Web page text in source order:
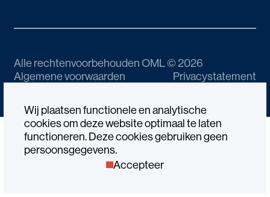
Wij plaatsen functionele en analytische
cookies om deze website optimaal te laten
functioneren. Deze cookies gebruiken geen
persoonsgegevens.
Accepteer
Alle rechtenvoorbehouden OML © 2026
Algemene voorwaarden
Privacystatement